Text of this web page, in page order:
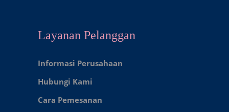
Layanan Pelanggan
Informasi Perusahaan
Hubungi Kami
Cara Pemesanan